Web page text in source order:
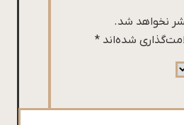
نخواهد شد.
شده‌اند *